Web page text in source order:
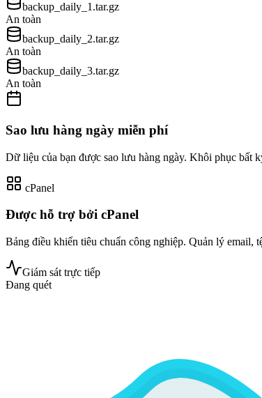
backup_daily_ 1 .tar.gz
An toàn
backup_daily_ 2.tar.gz
An toàn
backup_daily_ 3.tar.gz
An toàn
Sao lưu hàng ngày miễn phí
Dữ liệu của bạn được sao lưu hàng ngày. Khôi phục bất
cPanel
Được hỗ trợ bởi cPanel
Bảng điều khiển tiêu chuẩn công nghiệp. Quản lý email,
Giám sát trực tiếp
Đang quét